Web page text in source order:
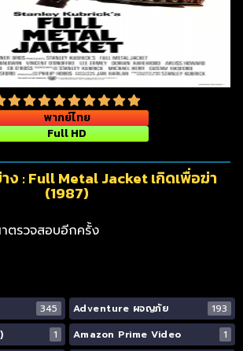
พากย์ไทย
Full HD
: Full Metal Jacket เกิดเพื่อฆ่า
(1987)
รวจสอบอีกครั้ง
345 Adventure ผจญภัย
193
1 Amazon Prime Video 1